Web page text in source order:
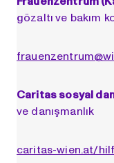
gözaltı ve bakım
Caritas sosyal
ve danışmanlık
caritas-wien.at/